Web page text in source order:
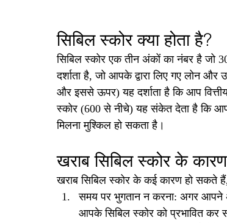
सिबिल स्कोर क्या होता है?
सिबिल स्कोर एक तीन अंकों का नंबर है जो
दर्शाता है, जो आपके द्वारा लिए गए लोन
और इससे ऊपर) यह दर्शाता है कि आप
स्कोर (600 से नीचे) यह संकेत देता है कि
मिलना मुश्किल हो सकता है।
खराब सिबिल स्कोर के कारण
खराब सिबिल स्कोर के कई कारण हो सकते
समय पर भुगतान न करना: अगर आपने
आपके सिबिल स्कोर को प्रभावित कर